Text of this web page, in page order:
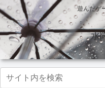
遊んだゲ
水